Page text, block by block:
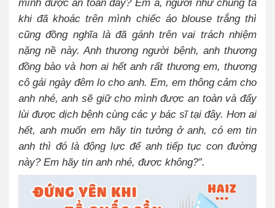
khi đã khoác trên mình chiếc áo blouse trắng thì
cũng đồng nghĩa là đã gánh trên vai trách nhiệm
nặng nề này. Anh thương người bệnh, anh thương
đồng bào và hơn ai hết anh rất thương em, thương
cô gái ngày đêm lo cho anh. Em, em thông cảm cho
anh nhé, anh sẽ giữ cho mình được an toàn và đẩy
lùi được dịch bệnh cùng các y bác sĩ tại đây. Hơn ai
hết, anh muốn em hãy tin tưởng ở anh, có em tin
anh thì đó là động lực để anh tiếp tục con đường
này? Em hãy tin anh nhé, được không?”.